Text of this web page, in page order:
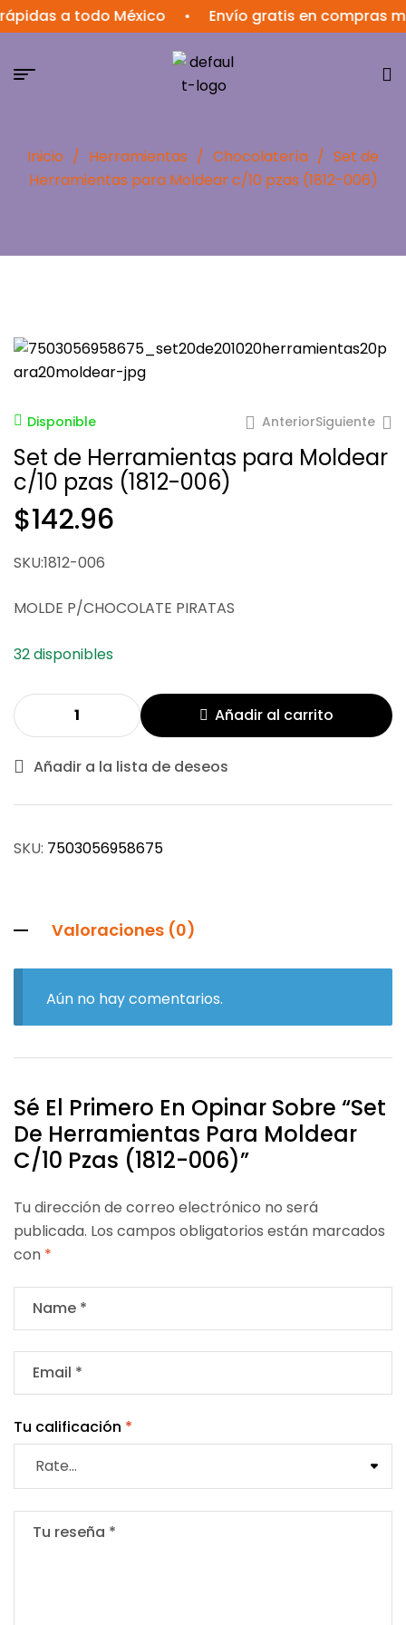
a todo México • Envío gratis en compras
Inicio / Herramientas / Chocolatería / Set de
Herramientas para Moldear c/10 pzas (1812-006)
Disponible AnteriorSiguiente
Set de Herramientas para Moldear
c/10 pzas (1812-006)
$142.96
SKU:1812-006
MOLDE P/CHOCOLATE PIRATAS
32 disponibles
Añadir al carrito
Añadir a la lista de deseos
SKU: 7503056958675
Valoraciones (0)
Aún no hay comentarios.
Sé El Primero En Opinar Sobre “Set
De Herramientas Para Moldear
C/10 Pzas (1812-006)”
Tu dirección de correo electrónico no será
publicada. Los campos obligatorios están marcados
con *
Tu calificación *